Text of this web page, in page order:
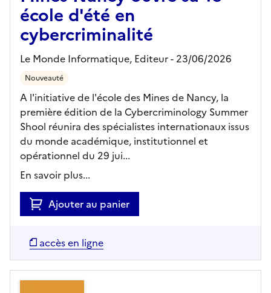
école d'été en
cybercriminalité
Le Monde Informatique, Editeur- 23/06/2026
Nouveauté
A l'initiative de l'école des Mines de Nancy, la
première édition de la Cybercriminology Summer
Shool réunira des spécialistes internationaux issus
du monde académique, institutionnel et
opérationnel du 29 jui...
En savoir plus...
Ajouter au panier
accès en ligne